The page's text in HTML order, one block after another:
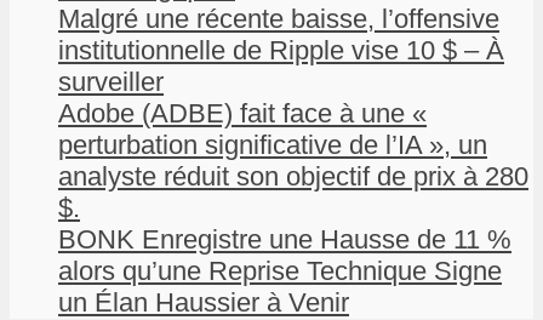
Malgré une récente baisse, l’offensive
institutionnelle de Ripple vise 10 $ – À
surveiller
Adobe (ADBE) fait face à une «
perturbation significative de l’IA », un
analyste réduit son objectif de prix à 280
$.
BONK Enregistre une Hausse de 11 %
alors qu’une Reprise Technique Signe
un Élan Haussier à Venir